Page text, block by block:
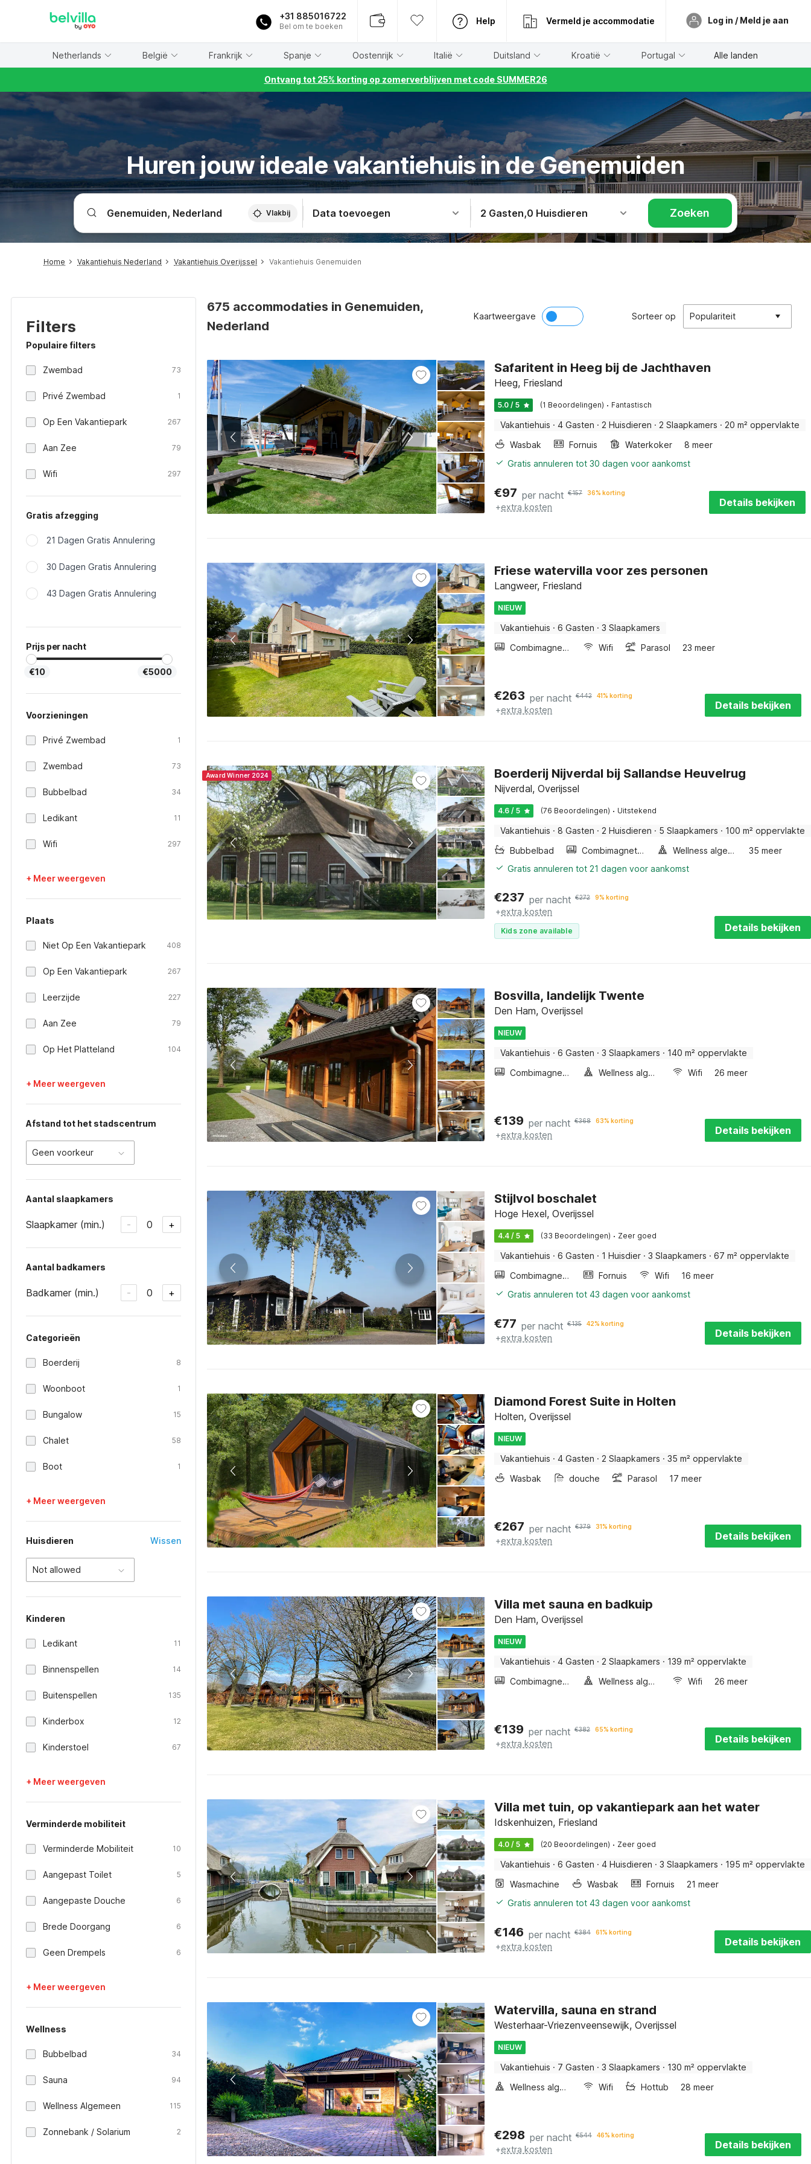
+31 885016722
Bel om te boeken
Help Vermeld je accommodatie Log in / Meld je aan
Netherlands België Frankrijk Spanje Oostenrijk Italië Duitsland Kroatië Portugal Alle landen
Ontvang tot 25% korting op zomerverblijven met code SUMMER26
Huren jouw ideale vakantiehuis in de Genemuiden
Vlakbij Data toevoegen 2 Gasten,0 Huisdieren Zoeken
Home Vakantiehuis Nederland Vakantiehuis Overijssel Vakantiehuis Genemuiden
Filters
Populaire filters
Zwembad 73
Privé Zwembad 1
Op Een Vakantiepark 267
Aan Zee 79
Wifi 297
Gratis afzegging
21 Dagen Gratis Annulering
30 Dagen Gratis Annulering
43 Dagen Gratis Annulering
Prijs per nacht
€10 €5000
Voorzieningen
Privé Zwembad 1
Zwembad 73
Bubbelbad 34
Ledikant 11
Wifi 297
+ Meer weergeven
Plaats
Niet Op Een Vakantiepark 408
Op Een Vakantiepark 267
Leerzijde 227
Aan Zee 79
Op Het Platteland 104
+ Meer weergeven
Afstand tot het stadscentrum
Geen voorkeur
Aantal slaapkamers
Slaapkamer (min.) - 0 +
Aantal badkamers
Badkamer (min.) - 0 +
Categorieën
Boerderij 8
Woonboot 1
Bungalow 15
Chalet 58
Boot 1
+ Meer weergeven
Huisdieren Wissen
Not allowed
Kinderen
Ledikant 11
Binnenspellen 14
Buitenspellen 135
Kinderbox 12
Kinderstoel 67
+ Meer weergeven
Verminderde mobiliteit
Verminderde Mobiliteit 10
Aangepast Toilet 5
Aangepaste Douche 6
Brede Doorgang 6
Geen Drempels 6
+ Meer weergeven
Wellness
Bubbelbad 34
Sauna 94
Wellness Algemeen 115
Zonnebank / Solarium 2
675 accommodaties in Genemuiden,
Nederland
Kaartweergave Sorteer op Populariteit
Safaritent in Heeg bij de Jachthaven
Heeg, Friesland
5.0 / 5 (1 Beoordelingen) · Fantastisch
Vakantiehuis · 4 Gasten · 2 Huisdieren · 2 Slaapkamers · 20 m² oppervlakte
Wasbak
Fornuis Waterkoker
8 meer
Gratis annuleren tot 30 dagen voor aankomst
€97 per nacht €157 36% korting
+extra kosten Details bekijken
Friese watervilla voor zes personen
Langweer, Friesland
NIEUW
Vakantiehuis · 6 Gasten · 3 Slaapkamers
Combimagnetron
Wifi Parasol 23 meer
€263 per nacht €442 41% korting
+extra kosten Details bekijken
Award Winner 2024 Boerderij Nijverdal bij Sallandse Heuvelrug
Nijverdal, Overijssel
4.6 / 5 (76 Beoordelingen) · Uitstekend
Vakantiehuis · 8 Gasten · 2 Huisdieren · 5 Slaapkamers · 100 m² oppervlakte
Bubbelbad
Combimagnetron Wellness algemeen
35 meer
Gratis annuleren tot 21 dagen voor aankomst
€237 per nacht €272 9% korting
+extra kosten
Kids zone available Details bekijken
Bosvilla, landelijk Twente
Den Ham, Overijssel
NIEUW
Vakantiehuis · 6 Gasten · 3 Slaapkamers · 140 m² oppervlakte
Combimagnetron
Wellness algemeen Wifi 26 meer
€139 per nacht €368 63% korting
+extra kosten Details bekijken
Stijlvol boschalet
Hoge Hexel, Overijssel
4.4 / 5 (33 Beoordelingen) · Zeer goed
Vakantiehuis · 6 Gasten · 1 Huisdier · 3 Slaapkamers · 67 m² oppervlakte
Combimagnetron
Fornuis Wifi
16 meer
Gratis annuleren tot 43 dagen voor aankomst
€77 per nacht €135 42% korting
+extra kosten Details bekijken
Diamond Forest Suite in Holten
Holten, Overijssel
NIEUW
Vakantiehuis · 4 Gasten · 2 Slaapkamers · 35 m² oppervlakte
Wasbak
douche Parasol 17 meer
€267 per nacht €379 31% korting
+extra kosten Details bekijken
Villa met sauna en badkuip
Den Ham, Overijssel
NIEUW
Vakantiehuis · 4 Gasten · 2 Slaapkamers · 139 m² oppervlakte
Combimagnetron
Wellness algemeen Wifi 26 meer
€139 per nacht €382 65% korting
+extra kosten Details bekijken
Villa met tuin, op vakantiepark aan het water
Idskenhuizen, Friesland
4.0 / 5 (20 Beoordelingen) · Zeer goed
Vakantiehuis · 6 Gasten · 4 Huisdieren · 3 Slaapkamers · 195 m² oppervlakte
Wasmachine
Wasbak Fornuis
21 meer
Gratis annuleren tot 43 dagen voor aankomst
€146 per nacht €384 61% korting
+extra kosten Details bekijken
Watervilla, sauna en strand
Westerhaar-Vriezenveensewijk, Overijssel
NIEUW
Vakantiehuis · 7 Gasten · 3 Slaapkamers · 130 m² oppervlakte
Wellness algemeen
Wifi Hottub 28 meer
€298 per nacht €544 46% korting
+extra kosten Details bekijken